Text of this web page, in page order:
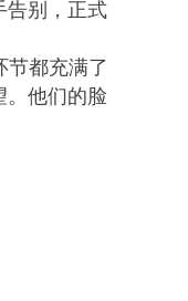
告别，正式
都充满了
。他们的脸